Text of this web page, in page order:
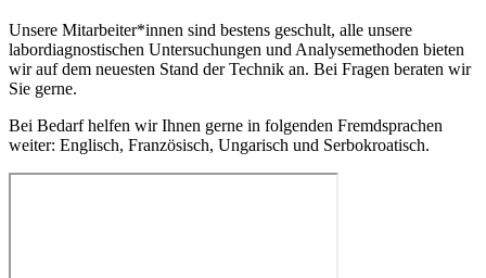
Unsere Mitarbeiter*innen sind bestens geschult, alle unsere
labordiagnostischen Untersuchungen und Analysemethoden bieten
wir auf dem neuesten Stand der Technik an. Bei Fragen beraten wir
Sie gerne.
Bei Bedarf helfen wir Ihnen gerne in folgenden Fremdsprachen
weiter: Englisch, Französisch, Ungarisch und Serbokroatisch.